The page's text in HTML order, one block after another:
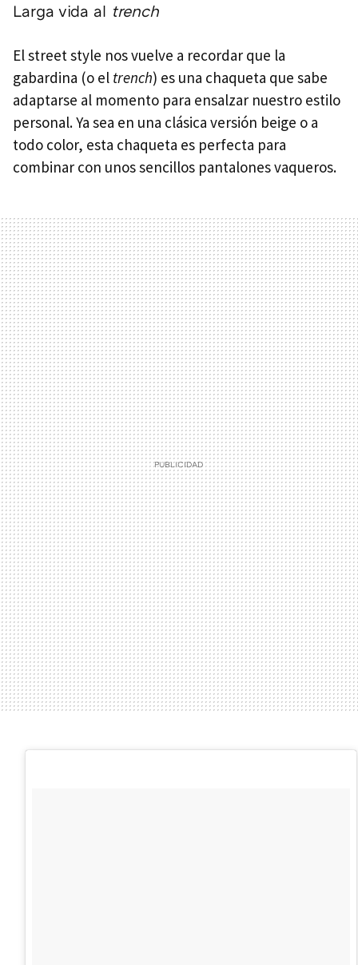
Larga vida al trench
El street style nos vuelve a recordar que la
gabardina (o el trench) es una chaqueta que sabe
adaptarse al momento para ensalzar nuestro estilo
personal. Ya sea en una clásica versión beige o a
todo color, esta chaqueta es perfecta para
combinar con unos sencillos pantalones vaqueros.